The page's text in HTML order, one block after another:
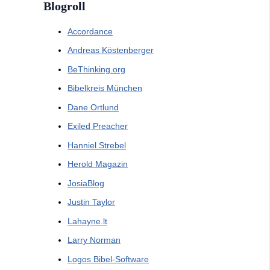
Blogroll
Accordance
Andreas Köstenberger
BeThinking.org
Bibelkreis München
Dane Ortlund
Exiled Preacher
Hanniel Strebel
Herold Magazin
JosiaBlog
Justin Taylor
Lahayne.lt
Larry Norman
Logos Bibel-Software